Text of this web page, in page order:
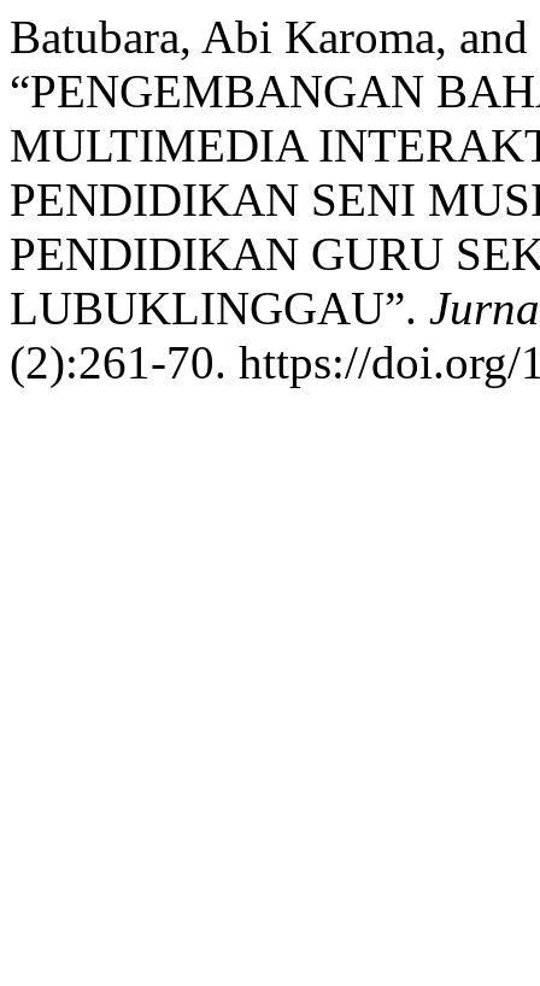
Batubara, Abi Karoma,
“PENGEMBANGAN
MULTIMEDIA
PENDIDIKAN SENI
PENDIDIKAN GURU
LUBUKLINGGAU”.
(2):261-70. https://doi.org/